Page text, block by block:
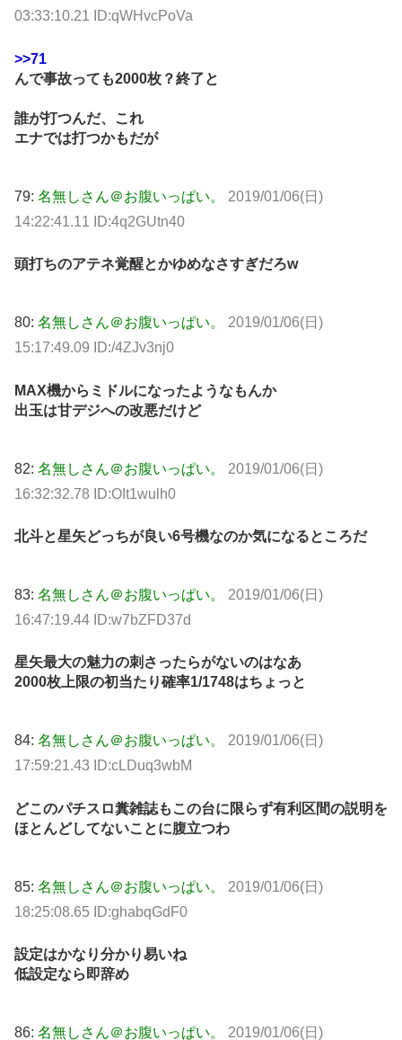
03:33:10.21 ID:qWHvcPoVa
>>71
んで事故っても2000枚？終了と
誰が打つんだ、これ
エナでは打つかもだが
79: 名無しさん＠お腹いっぱい。
2019/01/06(日)
14:22:41.11 ID:4q2GUtn40
頭打ちのアテネ覚醒とかゆめなさすぎだろw
80: 名無しさん＠お腹いっぱい。
2019/01/06(日)
15:17:49.09 ID:/4ZJv3nj0
MAX機からミドルになったようなもんか
出玉は甘デジへの改悪だけど
82: 名無しさん＠お腹いっぱい。
2019/01/06(日)
16:32:32.78 ID:OIt1wulh0
北斗と星矢どっちが良い6号機なのか気になるところだ
83: 名無しさん＠お腹いっぱい。
2019/01/06(日)
16:47:19.44 ID:w7bZFD37d
星矢最大の魅力の刺さったらがないのはなあ
2000枚上限の初当たり確率1/1748はちょっと
84: 名無しさん＠お腹いっぱい。
2019/01/06(日)
17:59:21.43 ID:cLDuq3wbM
どこのパチスロ糞雑誌もこの台に限らず有利区間の説明を
ほとんどしてないことに腹立つわ
85: 名無しさん＠お腹いっぱい。
2019/01/06(日)
18:25:08.65 ID:ghabqGdF0
設定はかなり分かり易いね
低設定なら即辞め
86: 名無しさん＠お腹いっぱい。
2019/01/06(日)